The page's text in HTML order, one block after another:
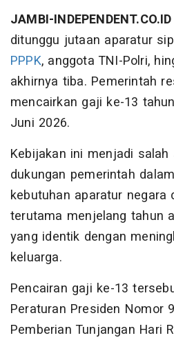
JAMBI-INDEPENDENT.CO.ID
ditunggu jutaan aparatur
PPPK, anggota TNI-Polri,
akhirnya tiba. Pemerintah
mencairkan gaji ke-13
Juni 2026.
Kebijakan ini menjadi
dukungan pemerintah
kebutuhan aparatur negara
terutama menjelang tahun
yang identik dengan
keluarga.
Pencairan gaji ke-13
Peraturan Presiden Nomor
Pemberian Tunjangan Hari